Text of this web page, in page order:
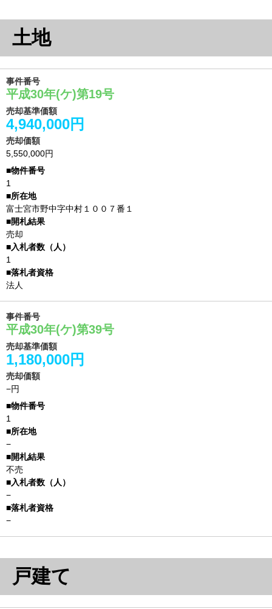
土地
事件番号
平成30年(ケ)第19号
売却基準価額
4,940,000円
売却価額
5,550,000円
1
富士宮市野中字中村１００７番１
売却
1
法人
事件番号
平成30年(ケ)第39号
売却基準価額
1,180,000円
売却価額
−円
1
−
不売
−
−
戸建て